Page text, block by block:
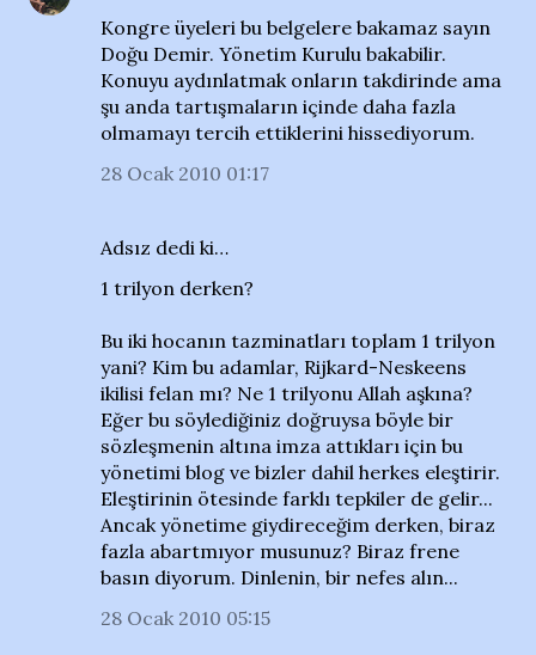
Kongre üyeleri bu belgelere bakamaz sayın
Doğu Demir. Yönetim Kurulu bakabilir.
Konuyu aydınlatmak onların takdirinde ama
şu anda tartışmaların içinde daha fazla
olmamayı tercih ettiklerini hissediyorum.
28 Ocak 2010 01:17
Adsız dedi ki…
1 trilyon derken?
Bu iki hocanın tazminatları toplam 1 trilyon
yani? Kim bu adamlar, Rijkard-Neskeens
ikilisi felan mı? Ne 1 trilyonu Allah aşkına?
Eğer bu söylediğiniz doğruysa böyle bir
sözleşmenin altına imza attıkları için bu
yönetimi blog ve bizler dahil herkes eleştirir.
Eleştirinin ötesinde farklı tepkiler de gelir...
Ancak yönetime giydireceğim derken, biraz
fazla abartmıyor musunuz? Biraz frene
basın diyorum. Dinlenin, bir nefes alın...
28 Ocak 2010 05:15